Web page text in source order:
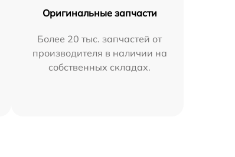
Оригинальные запчасти
Более 20 тыс. запчастей от
производителя в наличии на
собственных складах.